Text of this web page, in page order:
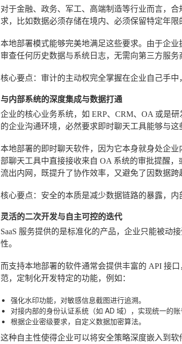
对于金融、政务、军工、高端制造等行业而言，
求，比如数据必须存储在境内、必须保留特定年
本地部署模式能够完美地满足这些要求。由于企
审查任何历史数据与系统日志，无需向第三方服
核心要点：审计的主动权完全掌握在企业自己手中
与内部系统的深度集成与数据打通
企业的核心业务系统，如 ERP、CRM、OA 或是
的企业沟通环境，必然要求即时聊天工具能够与这
本地部署的即时聊天软件，因为它本身就身处企
部聊天工具中直接接收来自 OA 系统的审批提醒
流出内网，既提升了协作效率，又避免了因数据跨
核心要点：安全的本质是减少数据链路的暴露，内
灵活的二次开发与自主可控的迭代
SaaS 服务提供的是标准化的产品，企业只能被动
性。
而支持本地部署的软件通常会提供丰富的 API 接
范，定制化开发特定的功能，例如：
强化水印功能，对敏感信息截图进行追溯。
对接内部的身份认证系统（如 AD 域），实现统一的账
根据企业密级要求，自定义数据加密算法。
这种自主性使得企业可以将安全策略深度嵌入到